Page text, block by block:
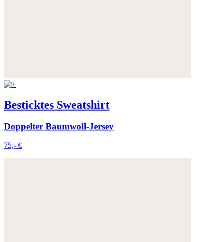
Besticktes Sweatshirt
Doppelter Baumwoll-Jersey
75,- €